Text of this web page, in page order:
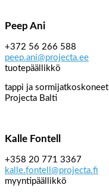
Peep Ani
+372 56 266 588
peep.ani@projecta.ee
tuotepäällikkö
tappi ja sormijatkoskoneet
Projecta Balti
Kalle Fontell
+358 20 771 3367
kalle.fontell@projecta.fi
myyntipäällikkö